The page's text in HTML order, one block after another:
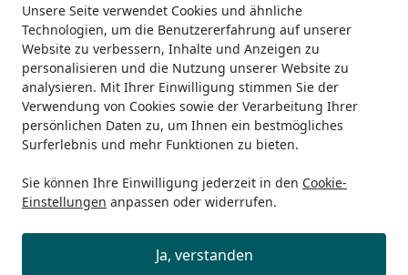
Unsere Seite verwendet Cookies und ähnliche
Technologien, um die Benutzererfahrung auf unserer
Website zu verbessern, Inhalte und Anzeigen zu
personalisieren und die Nutzung unserer Website zu
analysieren. Mit Ihrer Einwilligung stimmen Sie der
Verwendung von Cookies sowie der Verarbeitung Ihrer
persönlichen Daten zu, um Ihnen ein bestmögliches
Surferlebnis und mehr Funktionen zu bieten.
Sie können Ihre Einwilligung jederzeit in den Cookie-
Einstellungen anpassen oder widerrufen.
Ja, verstanden
Startseite
Design-Carports Miro Next (vormals MY-PORT Next)
Ximax Carport Miro Next (vormals
MY-PORT-Next) Typ 60 514 x 233 cm